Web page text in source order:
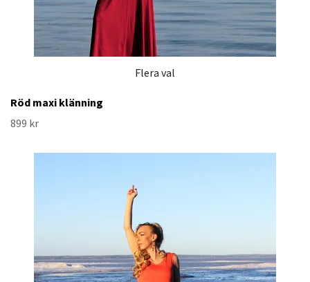
Flera val
Röd maxi klänning
899 kr